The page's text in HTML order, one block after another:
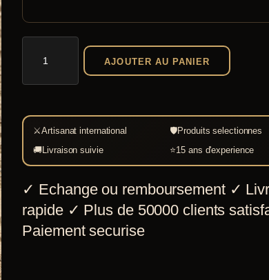
Trépied
forgé
la
main
AJOUTER AU PANIER
⚔Artisanat international 🛡Produits selectionnes
🚚Livraison suivie ⭐15 ans d'experience
✓ Echange ou remboursement ✓
rapide ✓ Plus de 50000 clients
Paiement securise